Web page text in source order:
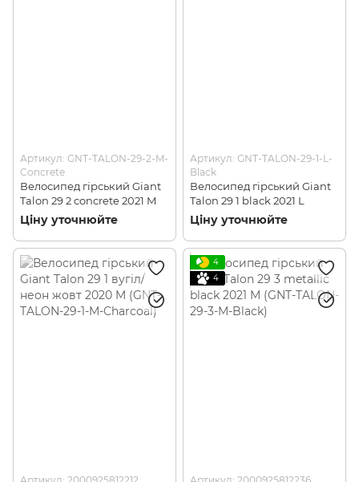
Артикул: GNT-TALON-29-2-M-
Concrete
Велосипед гірський Giant
Talon 29 2 concrete 2021 M
Ціну уточнюйте
Артикул: GNT-TALON-29-1-L-
Black
Велосипед гірський Giant
Talon 29 1 black 2021 L
Ціну уточнюйте
4
4